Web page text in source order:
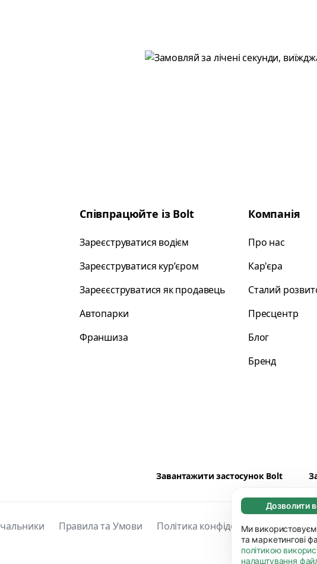
Обов'язкові
Ці файли
переміщатися
його основні
Дізнатися
Уподобання
Дозволити
Ми
та маркетингові
політикою
налаштування
Співпрацюйте із Bolt
Зареєструватися водієм
Зареєструватися курʼєром
Зареєєструватися як продавець
Автопарки
Франшиза
Компанія
Про нас
Кар'єра
Сталий
Пресцентр
Блог
Бренд
Завантажити застосунок Bolt
Правила та Умови Політика конфіденційності